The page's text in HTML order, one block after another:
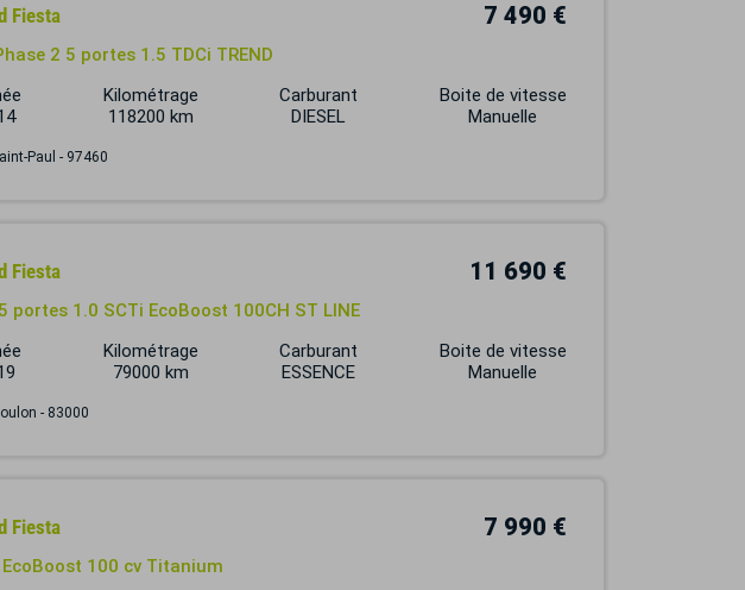
Fiesta 7 490 €
2 5 portes 1.5 TDCi TREND
Kilométrage
118200 km
Carburant
DIESEL
Boite de vitesse
Manuelle
Paul - 97460
Fiesta 11 690 €
portes 1.0 SCTi EcoBoost 100CH ST LINE
Kilométrage
79000 km
Carburant
ESSENCE
Boite de vitesse
Manuelle
- 83000
Fiesta 7 990 €
EcoBoost 100 cv Titanium